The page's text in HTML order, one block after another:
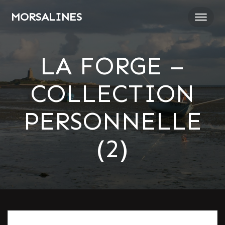
MORSALINES
LA FORGE –
COLLECTION
PERSONNELLE
(2)